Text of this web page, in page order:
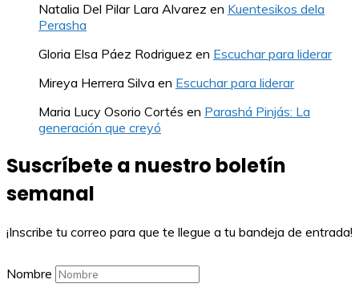
Natalia Del Pilar Lara Alvarez en Kuentesikos dela
Perasha
Gloria Elsa Páez Rodriguez en Escuchar para liderar
Mireya Herrera Silva en Escuchar para liderar
Maria Lucy Osorio Cortés en Parashá Pinjás: La
generación que creyó
Suscríbete a nuestro boletín
semanal
¡Inscribe tu correo para que te llegue a tu bandeja de entrada!
Nombre